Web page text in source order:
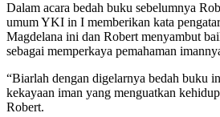
Dalam acara bedah buku sebelumnya
umum YKI in I memberikan kata
Magdelana ini dan Robert menyambut
sebagai memperkaya pemahaman
“Biarlah dengan digelarnya bedah buku
kekayaan iman yang menguatkan
Robert.